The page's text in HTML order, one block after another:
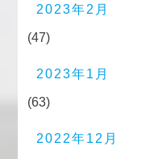
2023年2月
(47)
2023年1月
(63)
2022年12月